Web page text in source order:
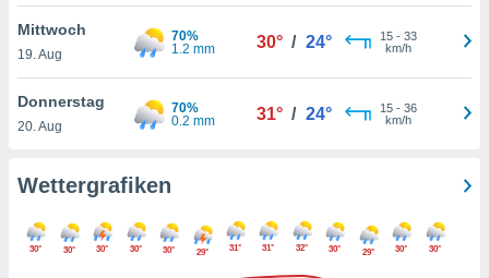
können
von
und
klicken.
und
Mittwoch
19. Aug
70%
1.2 mm
30° / 24° 15- 33
km/h
Donnerstag
20. Aug
70%
0.2 mm
31° / 24° 15- 36
km/h
Wettergrafiken
30° 30° 30° 30° 30° 29° 31° 31° 32° 30° 29° 30° 30°